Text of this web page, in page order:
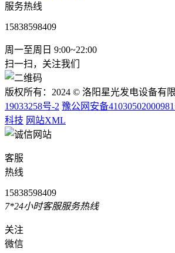
服务热线
15838598409
周一至周日 9:00~22:00
扫一扫，关注我们
版权所有：2024 © 洛阳星光发电设备有
19033258号-2 豫公网安备
科技 网站XML
客服
热线
15838598409
7*24小时客服服务热线
关注
微信